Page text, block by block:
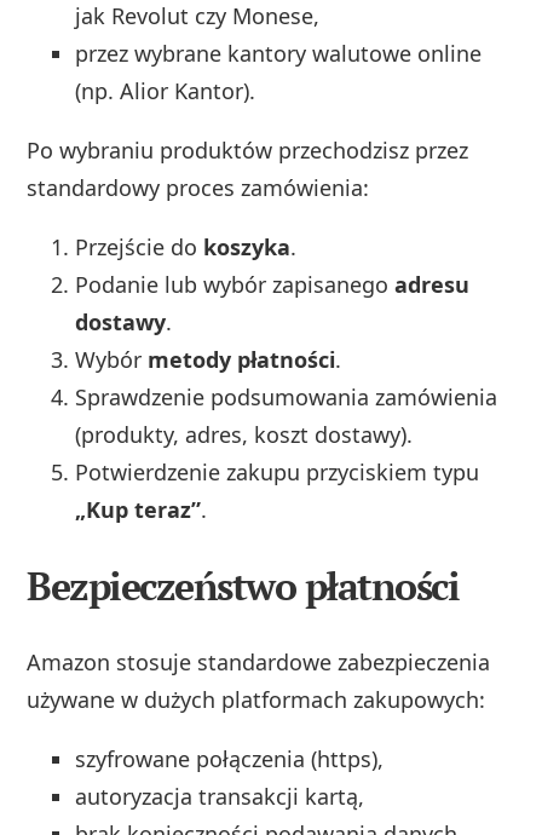
jak Revolut czy Monese,
przez wybrane kantory walutowe online
(np. Alior Kantor).
Po wybraniu produktów przechodzisz przez
standardowy proces zamówienia:
Przejście do koszyka.
Podanie lub wybór zapisanegoadresu
dostawy.
Wybór metody płatności.
Sprawdzenie podsumowania zamówienia
(produkty, adres, koszt dostawy).
Potwierdzenie zakupu przyciskiem typu
„Kup teraz”.
Bezpieczeństwo płatności
Amazon stosuje standardowe zabezpieczenia
używane w dużych platformach zakupowych:
szyfrowane połączenia (https),
autoryzacja transakcji kartą,